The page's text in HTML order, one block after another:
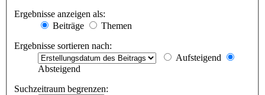
Ergebnisse anzeigen als:
Beiträge
Themen
Ergebnisse sortieren nach:
Aufsteigend
Absteigend
Suchzeitraum begrenzen: